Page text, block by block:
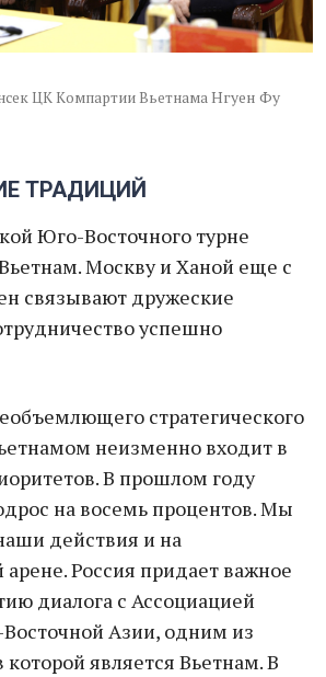
ЦК Компартии ВьетнамаНгуен Фу
ТРАДИЦИЙ
Юго-Восточного турне
Москву и Ханой еще с
связывают дружеские
успешно
стратегического
неизменно входит в
В прошлом году
на восемь процентов. Мы
действия и на
Россия придает важное
диалога с Ассоциацией
Азии, одним из
является Вьетнам. В